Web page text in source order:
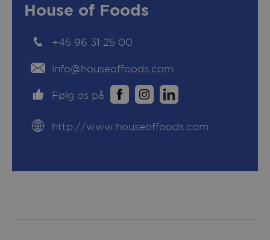
House of Foods
+45 96 31 25 00
info@houseoffoods.com
Følg os på
http://www.houseoffoods.com